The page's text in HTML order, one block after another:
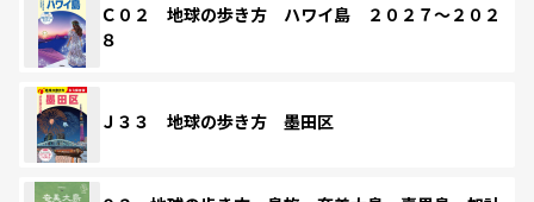
Ｃ０２ 地球の歩き方 ハワイ島 ２０２７～２０２
８
Ｊ３３ 地球の歩き方 墨田区